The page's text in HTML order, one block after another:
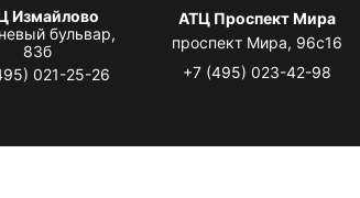
Измайлово
бульвар,
83б
021-25-26
АТЦ Проспект Мира
проспект Мира, 96с16
+7 (495) 023-42-98